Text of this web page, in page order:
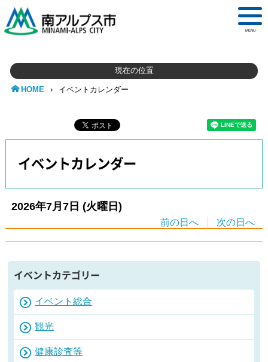
MENU
現在の位置
HOME › イベントカレンダー
イベントカレンダー
2026年7月7日 (火曜日)
前の日へ 次の日へ
イベントカテゴリー
イベント総合
観光
健康診査等